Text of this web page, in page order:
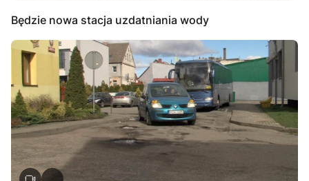
Będzie nowa stacja uzdatniania wody